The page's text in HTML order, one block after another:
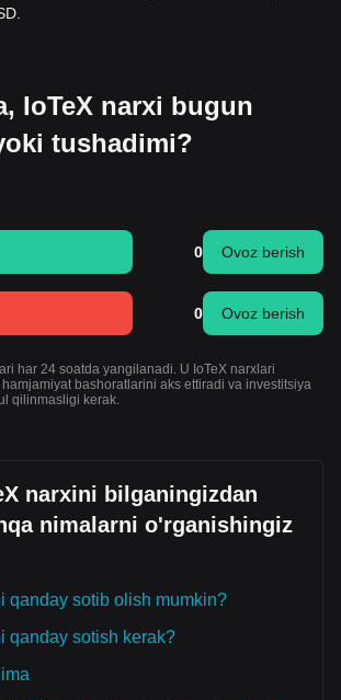
IoTeX narxi bugun
tushadimi?
0 Ovoz berish
0 Ovoz berish
har 24 soatda yangilanadi. U IoTeX narxlari
bashoratlarini aks ettiradi va investitsiya
qilinmasligi kerak.
narxini bilganingizdan
nimalarni o'rganishingiz
qanday sotib olish mumkin?
qanday sotish kerak?